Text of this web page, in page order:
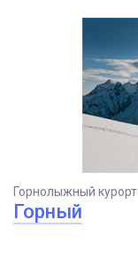
Горнолыжный курорт
Горный